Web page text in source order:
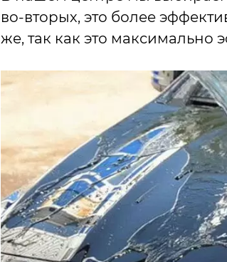
во-вторых, это более
же, так как это максимально